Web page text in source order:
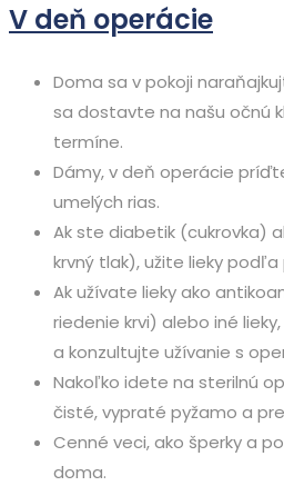
V deň operácie
Doma sa v pokoji
sa dostavte na našu očnú
termíne.
Dámy, v deň operácie
umelých rias.
Ak ste diabetik (cukrovka)
krvný tlak), užite lieky
Ak užívate lieky ako
riedenie krvi) alebo iné
a konzultujte užívanie s
Nakoľko idete na sterilnú
čisté, vypraté pyžamo a
Cenné veci, ako šperky a
doma.